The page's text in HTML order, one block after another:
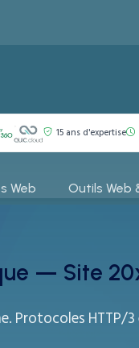
15 ans d'expertise
Web Outils Web
— Site
HTTP/